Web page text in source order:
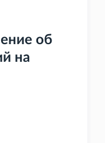
об
на